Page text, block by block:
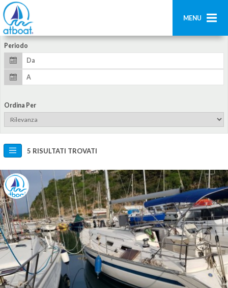
MENU
Ricerca
Aggiungi imbarcazione
Accedi
Periodo
Ordina Per
5 RISULTATI TROVATI